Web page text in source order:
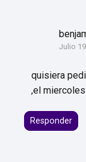
Julio
quisiera
,el
Responder